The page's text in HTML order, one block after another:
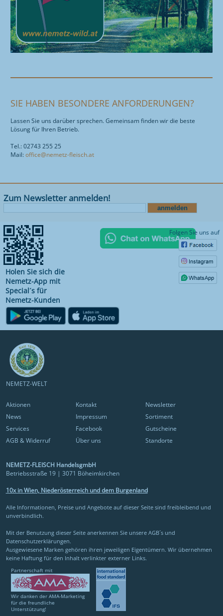
SIE HABEN BESONDERE ANFORDERUNGEN?
Lassen Sie uns darüber sprechen. Gemeinsam finden wir die beste
Lösung für Ihren Betrieb.
Tel.: 02743 255 25
Mail: office@nemetz-fleisch.at
Zum Newsletter anmelden!
Holen Sie sich die
Nemetz-App mit
Special´s für
Nemetz-Kunden
Folgen Sie uns auf
NEMETZ-WELT
Aktionen Kontakt
Newsletter
News
Impressum
Sortiment
Services
Facebook
Gutscheine
AGB & Widerruf
Über uns Standorte
NEMETZ-FLEISCH HandelsgmbH
Betriebsstraße 19 | 3071 Böheimkirchen
10x in Wien, Niederösterreich und dem Burgenland
Alle Informationen, Preise und Angebote auf dieser Seite sind freibleibend und
unverbindlich.
Mit der Benutzung dieser Seite anerkennen Sie unsere AGB´s und
Datenschutzerklärungen.
Ausgewiesene Marken gehören ihren jeweiligen Eigentümern. Wir übernehmen
keine Haftung für den Inhalt verlinkter externer Links.
Partnerschaft mit
Wir danken der AMA-Marketing
für die freundliche
Unterstützung!